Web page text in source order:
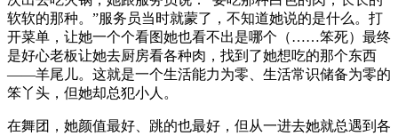
软软的那种。”服务员当时就蒙了，不知道她说的是什么。打
开菜单，让她一个个看图她也看不出是哪个（……笨死）最终
是好心老板让她去厨房看各种肉，找到了她想吃的那个东西
——羊尾儿。这就是一个生活能力为零、生活常识储备为零的
笨丫头，但她却总犯小人。
在舞团，她颜值最好、跳的也最好，但从一进去她就总遇到各